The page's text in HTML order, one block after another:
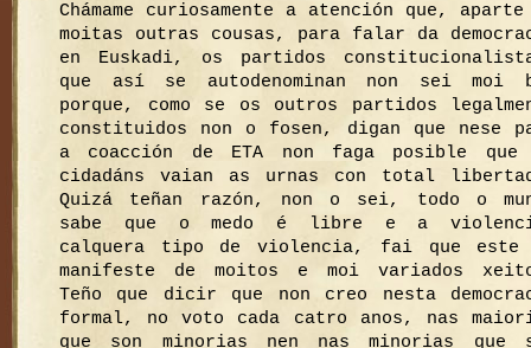
Chámame curiosamente a atención que, aparte
moitas outras cousas, para falar da
en Euskadi, os partidos
que así se autodenominan non sei moi
porque, como se os outros partidos
constituidos non o fosen, digan que nese
a coacción de ETA non faga posible que
cidadáns vaian as urnas con total
Quizá teñan razón, non o sei, todo o
sabe que o medo é libre e a
calquera tipo de violencia, fai que este
manifeste de moitos e moi variados
Teño que dicir que non creo nesta
formal, no voto cada catro anos, nas
que son minorias nen nas minorias que